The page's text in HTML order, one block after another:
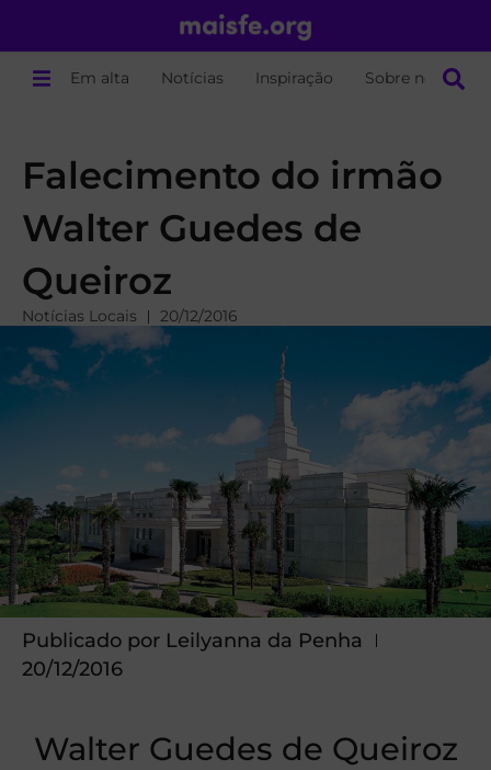
Em alta Notícias Inspiração Sobre nós
Falecimento do irmão
Walter Guedes de
Queiroz
Notícias Locais 20/12/2016
Publicado por Leilyanna da Penha
20/12/2016
Walter Guedes de Queiroz